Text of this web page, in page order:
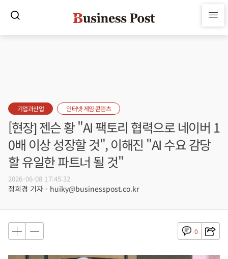
기업과산업 인터넷·게임·콘텐츠
[현장] 젠슨 황 "AI 팩토리 협력으로 네이버 1
0배 이상 성장할 것", 이해진 "AI 수요 감당
할 유일한 파트너 될 것"
2026-06-08 17:45:32
정희경 기자 - huiky@businesspost.co.kr
0